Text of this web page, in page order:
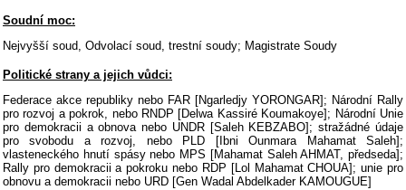
Soudní moc:
Nejvyšší soud, Odvolací soud, trestní soudy; Magistrate Soudy
Politické strany a jejich vůdci:
Federace akce republiky nebo FAR [Ngarledjy YORONGAR]; Národní Rally
pro rozvoj a pokrok, nebo RNDP [Delwa Kassiré Koumakoye]; Národní Unie
pro demokracii a obnova nebo UNDR [Saleh KEBZABO]; stražádné údaje
pro svobodu a rozvoj, nebo PLD [Ibni Ounmara Mahamat Saleh];
vlasteneckého hnutí spásy nebo MPS [Mahamat Saleh AHMAT, předseda];
Rally pro demokracii a pokroku nebo RDP [Lol Mahamat CHOUA]; unie pro
obnovu a demokracii nebo URD [Gen Wadal Abdelkader KAMOUGUE]